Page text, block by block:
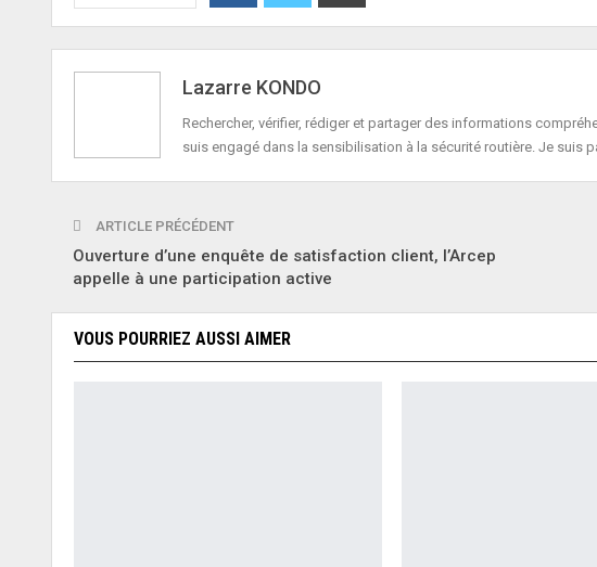
Lazarre KONDO
Rechercher, vérifier, rédiger et partager des informations
suis engagé dans la sensibilisation à la sécurité routière. Je suis
ARTICLE PRÉCÉDENT
Ouverture d’une enquête de satisfaction client, l’Arcep
appelle à une participation active
VOUS POURRIEZ AUSSI AIMER